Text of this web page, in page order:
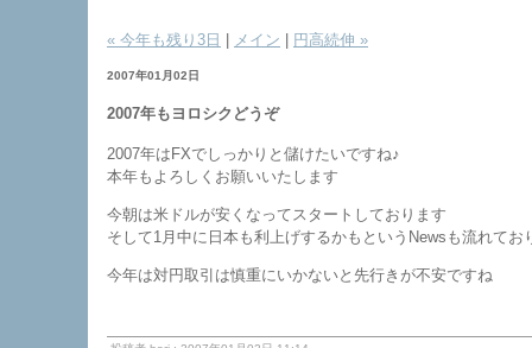
« 今年も残り3日 メイン 円高続伸 »
2007年01月02日
2007年もヨロシクどうぞ
2007年はFXでしっかりと儲けたいですね♪
本年もよろしくお願いいたします
今朝は米ドルが安くなってスタートしております
そして1月中に日本も利上げするかもというNewsも流れてお
今年は対円取引は慎重にいかないと先行きが不安ですね